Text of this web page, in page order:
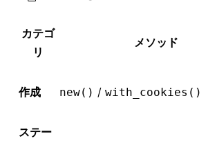
カテゴ
リ
メソッド
作成 new() / with_cookies()
ステー